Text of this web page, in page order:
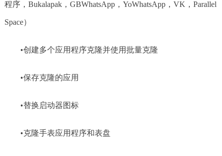
程序，Bukalapak，GBWhatsApp，YoWhatsApp，VK，Parallel
Space）
•创建多个应用程序克隆并使用批量克隆
•保存克隆的应用
•替换启动器图标
•克隆手表应用程序和表盘